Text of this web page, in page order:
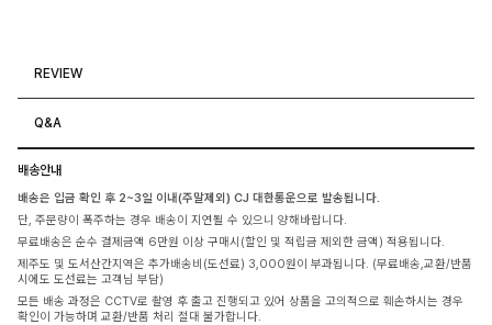
REVIEW
Q&A
배송안내
배송은 입금 확인 후 2~3일 이내(주말제외) CJ 대한통운으로 발송됩니다.
단, 주문량이 폭주하는 경우 배송이 지연될 수 있으니 양해바랍니다.
무료배송은 순수 결제금액 6만원 이상 구매시(할인 및 적립금 제외한 금액) 적용됩니다.
제주도 및 도서산간지역은 추가배송비(도선료) 3,000원이 부과됩니다. (무료배송,교환/반품
시에도 도선료는 고객님 부담)
모든 배송 과정은 CCTV로 촬영 후 출고 진행되고 있어 상품을 고의적으로 훼손하시는 경우
확인이 가능하며 교환/반품 처리 절대 불가합니다.